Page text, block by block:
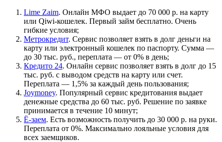
Lime Zaim. Онлайн МФО выдает до 70 000 р. на карту
или Qiwi-кошелек. Первый займ бесплатно. Очень
гибкие условия;
Метрокредит. Сервис позволяет взять в долг деньги на
карту или электронный кошелек по паспорту. Сумма —
до 30 тыс. руб., переплата — от 0% в день;
Кредито 24. Онлайн сервис позволяет взять в долг до 15
тыс. руб. с выводом средств на карту или счет.
Переплата — 1,5% за каждый день пользования;
Joymoney. Популярный сервис кредитования выдает
денежные средства до 60 тыс. руб. Решение по заявке
принимается в течение 10 минут;
Ё-заем. Есть возможность получить до 30 000 р. на руки.
Переплата от 0%. Максимально лояльные условия для
всех заемщиков.